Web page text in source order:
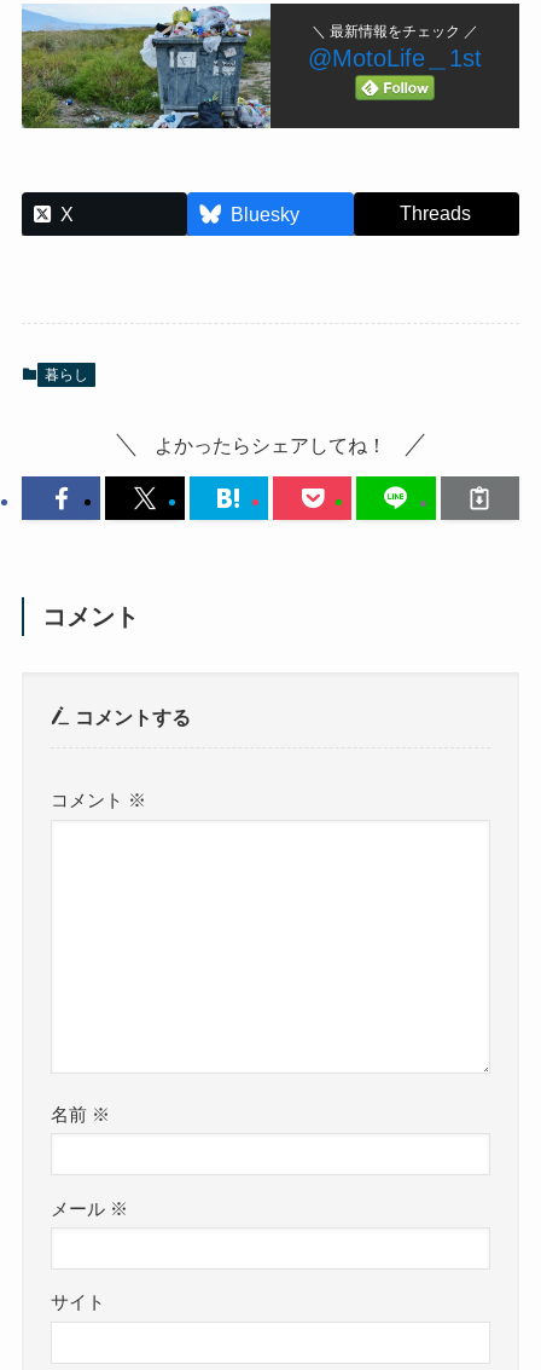
＼ 最新情報をチェック ／
@MotoLife＿1st
X Bluesky Threads
暮らし
よかったらシェアしてね！
コメント
コメントする
コメント ※
名前 ※
メール ※
サイト